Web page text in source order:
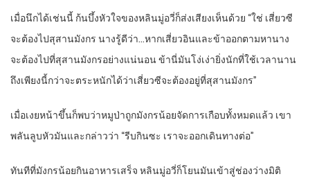
เมื่อนึกได้เช่นนี้ ก้นบึ้งหัวใจของหลินมู่อวี่ก็ส่งเสียงเห็นด้วย “ใช่ เสี่ยวซี
จะต้องไปสุสานมังกร นางรู้ดีว่า…หากเสี่ยวอินและข้าออกตามหานาง
จะต้องไปที่สุสานมังกรอย่างแน่นอน ข้านี่มันโง่เง่ายิ่งนักที่ใช้เวลานาน
ถึงเพียงนี้กว่าจะตระหนักได้ว่าเสี่ยวซีจะต้องอยู่ที่สุสานมังกร”
เมื่อเงยหน้าขึ้นก็พบว่าหมูป่าถูกมังกรน้อยจัดการเกือบทั้งหมดแล้ว เขา
พลันลูบหัวมันและกล่าวว่า “รีบกินซะ เราจะออกเดินทางต่อ”
ทันทีที่มังกรน้อยกินอาหารเสร็จ หลินมู่อวี่ก็โยนมันเข้าสู่ช่องว่างมิติ